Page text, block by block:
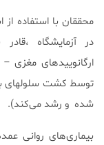
محققان با استفاده
ارگانوییدهای مغزی
توسط کشت سلولهای
شده و رشد می‌کند).
بیماری‌های روانی